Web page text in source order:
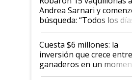
Andrea Sarnari y
búsqueda: “Todos los días
toca a algún productor”
Cuesta $6 millones: la
inversión que crece
ganaderos en un
histórico para la